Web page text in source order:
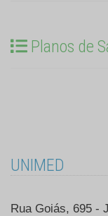
Planos de
UNIMED
Rua Goiás, 695 -